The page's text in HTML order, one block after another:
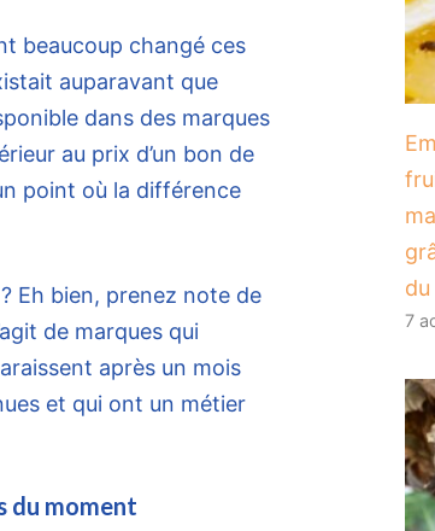
beaucoup changé ces
auparavant que
dans des marques
au prix d’un bon de
point où la différence
Eh bien, prenez note de
de marques qui
après un mois
et qui ont un métier
du moment
7